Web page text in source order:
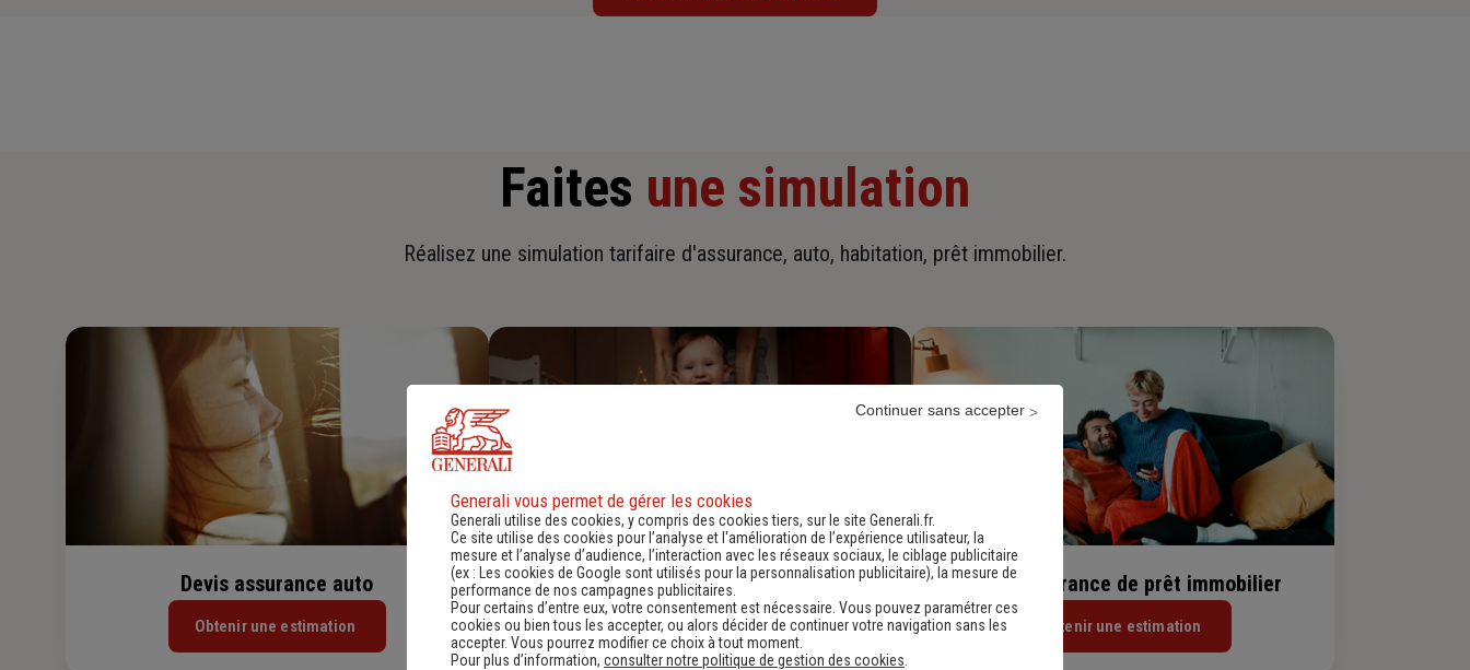
Faites une simulation
Réalisez une simulation tarifaire d'assurance, auto, habitation, prêt immobilier.
Devis assurance auto
Obtenir une estimation
Devis assurance habitation
Obtenir une estimation
Devis assurance de prêt immobilier
Obtenir une estimation
Generali vous permet de gérer les cookies
Generali utilise des cookies, y compris des cookies tiers, sur le site Generali.fr.
Ce site utilise des cookies pour l’analyse et l'amélioration de l’expérience utilisateur, la
mesure et l’analyse d’audience, l’interaction avec les réseaux sociaux, le ciblage publicitaire
(ex :
Les cookies de Google sont utilisés pour la personnalisation publicitaire), la mesure de
performance de nos campagnes publicitaires.
Pour certains d’entre eux, votre consentement est nécessaire. Vous pouvez paramétrer ces
cookies ou bien tous les accepter, ou alors décider de continuer votre navigation sans les
accepter. Vous pourrez modifier ce choix à tout moment.
Pour plus d’information, consulter notre politique de gestion des cookies
Continuer sans accepter